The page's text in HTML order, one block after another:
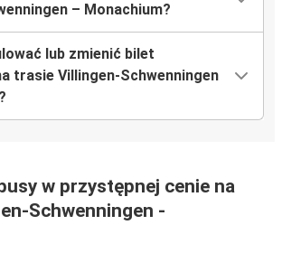
– Monachium?
lub zmienić bilet
trasie Villingen-Schwenningen
w przystępnej cenie na
Schwenningen -